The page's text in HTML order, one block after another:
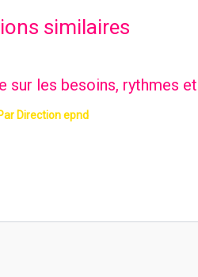
similaires
sur les besoins, rythmes
Direction epnd